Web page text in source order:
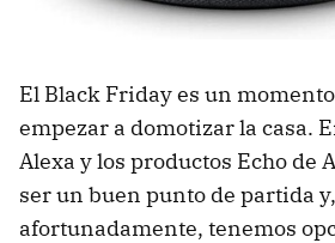
El Black Friday es un
empezar a domotizar la casa.
Alexa y los productos Echo de
ser un buen punto de partida y,
afortunadamente, tenemos